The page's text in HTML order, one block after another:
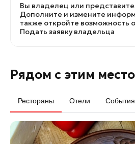
Вы владелец или
Дополните и измените
также откройте возможность
Подать заявку владельца
Рядом с этим
Рестораны Отели События